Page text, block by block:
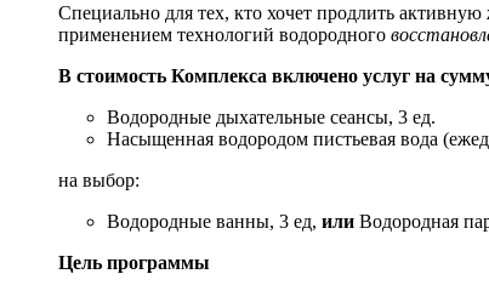
Специально для тех, кто хочет продлить
применением технологий водородного
В стоимость Комплекса включено услуг на
Водородные дыхательные сеансы, 3 ед.
Насыщенная водородом пистьевая вода
на выбор:
Водородные ванны, 3 ед, или Водородная
Цель программы